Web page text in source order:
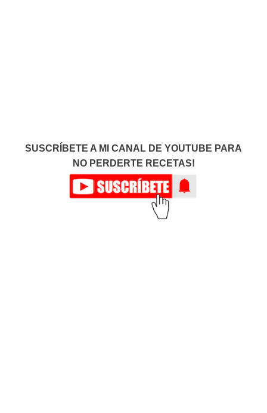
SUSCRÍBETE A MI CANAL DE YOUTUBE PARA
NO PERDERTE RECETAS!